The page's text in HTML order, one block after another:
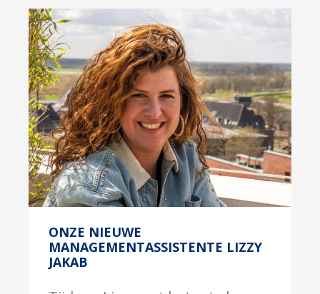
ONZE NIEUWE
MANAGEMENTASSISTENTE LIZZY
JAKAB